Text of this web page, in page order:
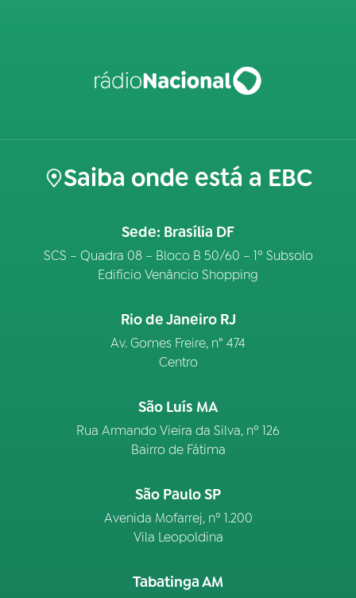
Saiba onde está a EBC
Sede: Brasília DF
SCS – Quadra 08 – Bloco B 50/60 – 1º Subsolo
Edifício Venâncio Shopping
Rio de Janeiro RJ
Av. Gomes Freire, n° 474
Centro
São Luís MA
Rua Armando Vieira da Silva, nº 126
Bairro de Fátima
São Paulo SP
Avenida Mofarrej, nº 1.200
Vila Leopoldina
Tabatinga AM